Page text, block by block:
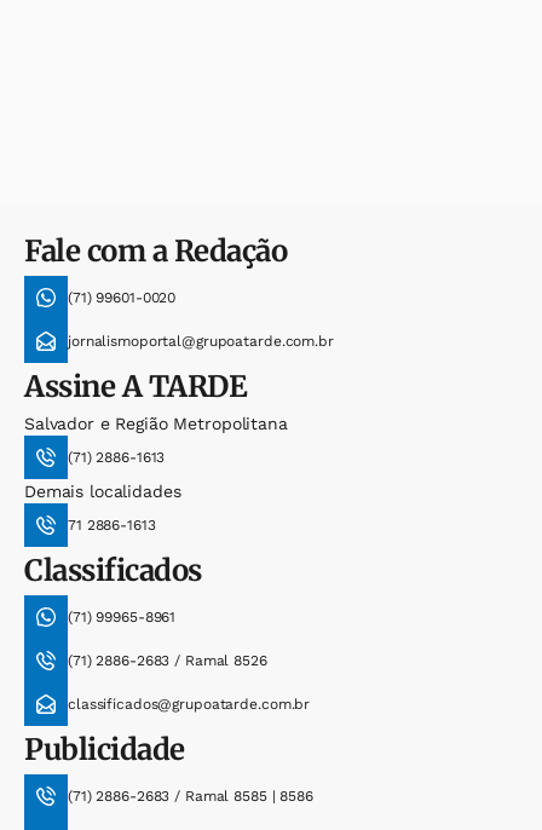
Fale com a Redação
(71) 99601-0020
jornalismoportal@grupoatarde.com.br
AssineA TARDE
Salvador e Região Metropolitana
(71) 2886-1613
Demais localidades
71 2886-1613
Classificados
(71) 99965-8961
(71) 2886-2683 / Ramal 8526
classificados@grupoatarde.com.br
Publicidade
(71) 2886-2683 / Ramal 8585 | 8586